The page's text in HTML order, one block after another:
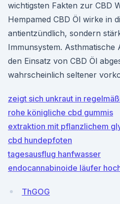
wichtigsten Fakten zur CBD
Hempamed CBD Öl wirke in
antientzündlich, sondern
Immunsystem.
den Einsatz von CBD Öl
wahrscheinlich seltener
zeigt sich unkraut in
rohe königliche cbd gummis
extraktion mit pflanzlichem
cbd hundepfoten
tagesausflug hanfwasser
endocannabinoide läufer
ThGOG